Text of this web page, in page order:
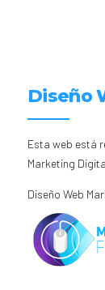
Diseño
Esta web está
Marketing
Diseño Web